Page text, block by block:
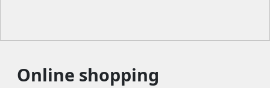
Online shopping